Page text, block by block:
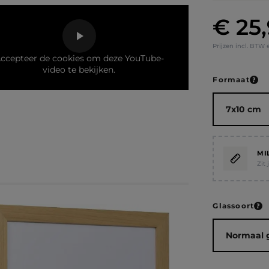
de cookies om deze YouTube-
video te bekijken.
Normale
€
Prijzen incl. BTW
Selecteer
Formaat
Zit
Selecteer
Glassoort